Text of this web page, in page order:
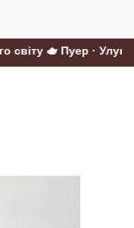
світу 🫖 Пуер · Улун